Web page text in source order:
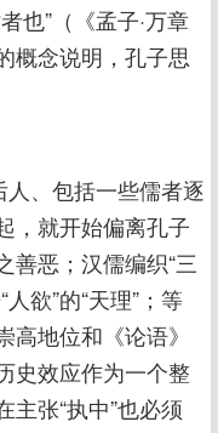
也”（《孟子·万章
概念说明，孔子思
人、包括一些儒者逐
，就开始偏离孔子
善恶；汉儒编织“三
欲”的“天理”；等
地位和《论语》
史效应作为一个整
张“执中”也必须